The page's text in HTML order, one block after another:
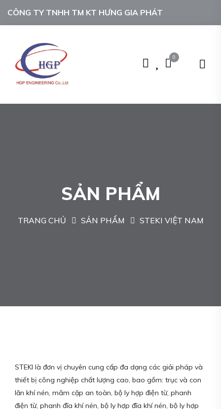
CÔNG TY TNHH TM KT HƯNG GIA PHÁT
0
SẢN PHẨM
TRANG CHỦ SẢN PHẨM STEKI VIỆT NAM
STEKI là đơn vị chuyên cung cấp đa dạng các giải pháp và
thiết bị công nghiệp chất lượng cao, bao gồm: trục và con
lăn khí nén, mâm cặp an toàn, bộ ly hợp điện từ, phanh
điện từ, phanh đĩa khí nén, bộ ly hợp đĩa khí nén, bộ ly hợp